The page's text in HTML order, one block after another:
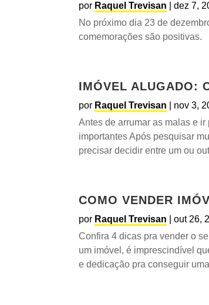
por Raquel Trevisan |dez 7,
No próximo dia 23 de
comemorações são positivas.
IMÓVEL ALUGADO:
por Raquel Trevisan nov 3,
Antes de arrumar as malas e
importantes Após pesquisar
precisar decidir entre um ou
COMO VENDER
por Raquel Trevisan |out 26,
Confira 4 dicas pra vender o
um imóvel, é imprescindível
e dedicação pra conseguir